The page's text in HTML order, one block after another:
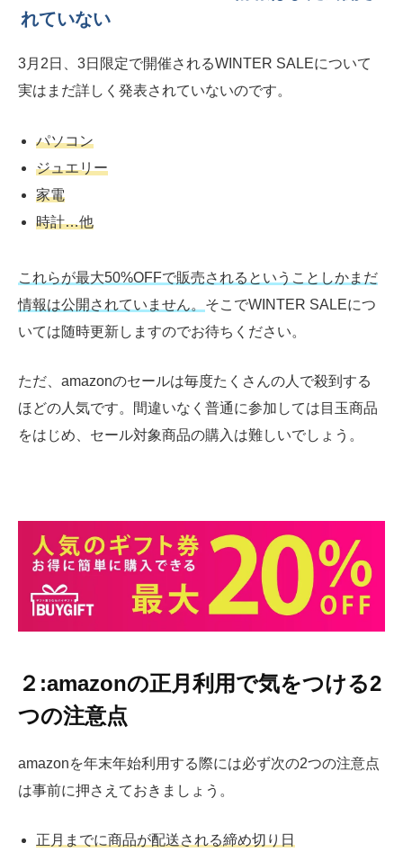
れていない
3月2日、3日限定で開催されるWINTER SALEについて
実はまだ詳しく発表されていないのです。
パソコン
ジュエリー
家電
時計…他
これらが最大50%OFFで販売されるということしかまだ
情報は公開されていません。 そこでWINTER SALEにつ
いては随時更新しますのでお待ちください。
ただ、amazonのセールは毎度たくさんの人で殺到する
ほどの人気です。間違いなく普通に参加しては目玉商品
をはじめ、セール対象商品の購入は難しいでしょう。
２:amazonの正月利用で気をつける2
つの注意点
amazonを年末年始利用する際には必ず次の2つの注意点
は事前に押さえておきましょう。
正月までに商品が配送される締め切り日